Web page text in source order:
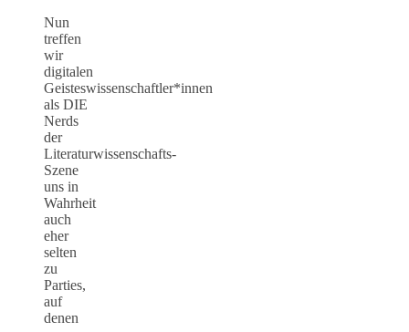
Nun
treffen
wir
digitalen
Geisteswissenschaftler*innen
als DIE
Nerds
der
Literaturwissenschafts-
Szene
uns in
Wahrheit
auch
eher
selten
zu
Parties,
auf
denen